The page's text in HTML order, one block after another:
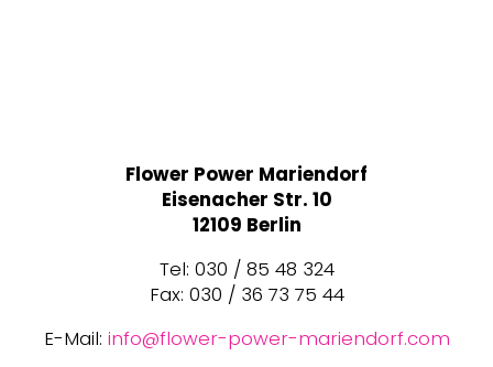
Flower Power Mariendorf
Eisenacher Str. 10
12109 Berlin
Tel: 030 / 85 48 324
Fax: 030 / 36 73 75 44
E-Mail: info@flower-power-mariendorf.com